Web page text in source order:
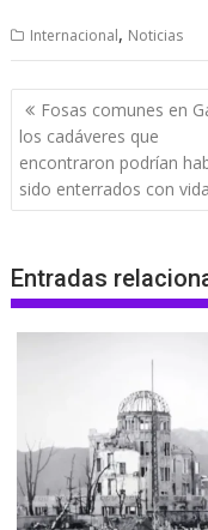
Internacional, Noticias
Navegación
de
entradas
Fosas comunes en
los cadáveres que
encontraron podrían
sido enterrados con vida
Entradas